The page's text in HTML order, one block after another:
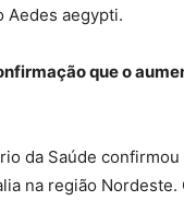
Aedes aegypti.
que o
da Saúde
na região Nordeste.